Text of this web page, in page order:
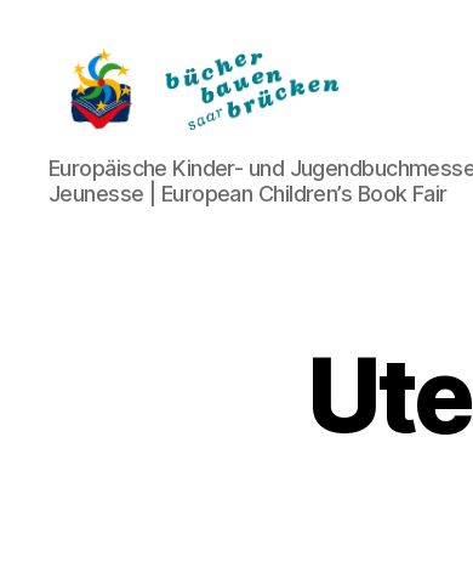
Bücher
bauen
Brücken
Europäische Kinder- und
Jeunesse | European Children’s Book Fair